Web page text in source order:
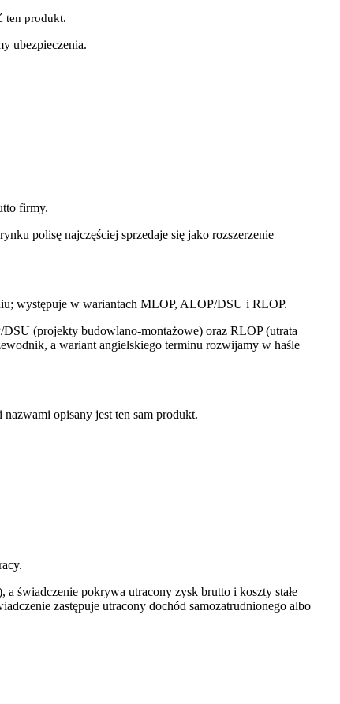
ten produkt.
ubezpieczenia.
firmy.
polisę najczęściej sprzedaje się jako rozszerzenie
występuje w wariantach MLOP, ALOP/DSU i RLOP.
(projekty budowlano-montażowe) oraz RLOP (utrata
a wariant angielskiego terminu rozwijamy w haśle
opisany jest ten sam produkt.
świadczenie pokrywa utracony zysk brutto i koszty stałe
zastępuje utracony dochód samozatrudnionego albo